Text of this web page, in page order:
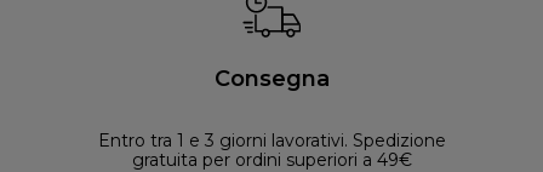
Consegna
Entro tra 1 e 3 giorni lavorativi. Spedizione
gratuita per ordini superiori a 49€